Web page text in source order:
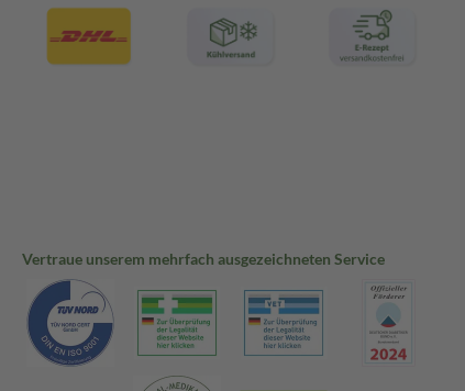
Vertraue unserem mehrfach ausgezeichneten Service